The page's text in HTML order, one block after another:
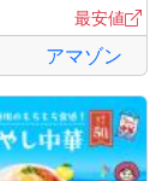
最安値
アマゾン